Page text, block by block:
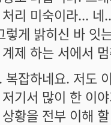
리 미숙이라...
렇게 밝히신 바 잇
제 하는 서에서
복잡하네요. 저도
기서 많이 한 이
황을 전부 이해